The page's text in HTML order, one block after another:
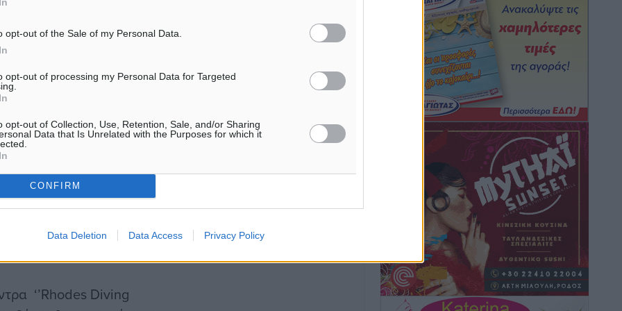
opt-out of the Sale of my Personal Data.
opt-out of processing my Personal Data for Targeted
opt-out of Collection, Use, Retention, Sale, and/or Sharing
Data that Is Unrelated with the Purposes for which it
CONFIRM
Data Deletion Data Access Privacy Policy
αναφέρονται
Ρόδου και το
για την
καταφύγιο στη
‘’Rhodes Diving
• πριν 1 ώρα
Γ. Χατζημάρκος: “Δύο μεγάλες
δεσμεύσεις Γεωργιάδη” – Κίνητρα για
τους γιατρούς των νησιών και
συνεργασία Ρόδου με το Αττικόν για το
Ακτινοθεραπευτικό
Τοπικές Ειδήσεις πριν 1 ώρα
Σούπερ μάρκετ: Διευρύνεται η εθνική
πρωτοβουλία για τις τιμές – Eρχονται
νέες συμμετοχές εταιρειών
πριν 2 ώρες
Συνελήφθησαν έξι άτομα για
ηχορύπανση από καταστήματα στο
Νότιο Αιγαίο